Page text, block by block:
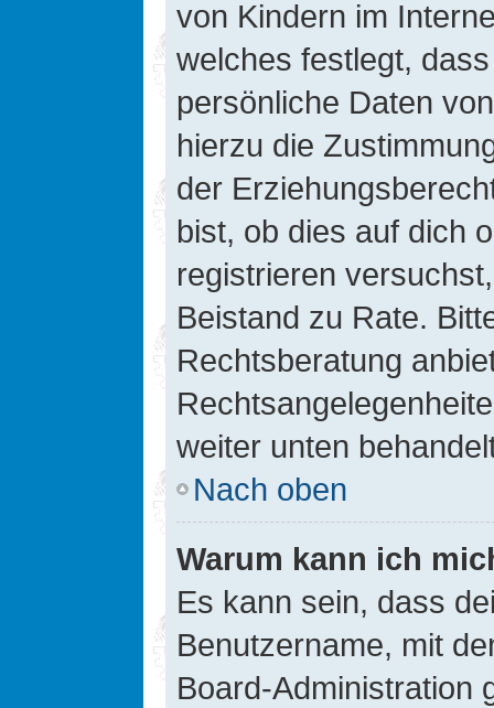
von Kindern im
welches festlegt,
persönliche Daten
hierzu die
der
bist, ob dies auf dich
registrieren
Beistand zu Rate.
Rechtsberatung
weiter unten
Nach oben
Warum kann ich
Es kann sein, dass
Benutzername, mit
Board-Administration